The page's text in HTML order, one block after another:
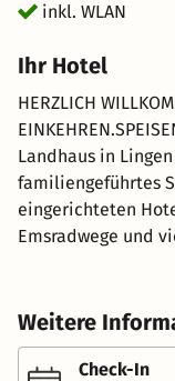
inkl. WLAN
Ihr Hotel
HERZLICH
Landhaus in
familiengeführtes
eingerichteten
Emsradwege und
sich das Hotel
eine klassische,
Einflüssen.Bei
Speiseangebote
Weitere
Check-In